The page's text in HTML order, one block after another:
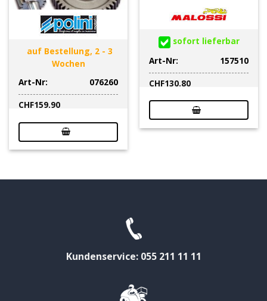
auf Bestellung, 2 - 3
Wochen
Art-Nr:
076260
CHF159.90
sofort lieferbar
Art-Nr:
157510
CHF130.80
Kundenservice: 055 211 11 11